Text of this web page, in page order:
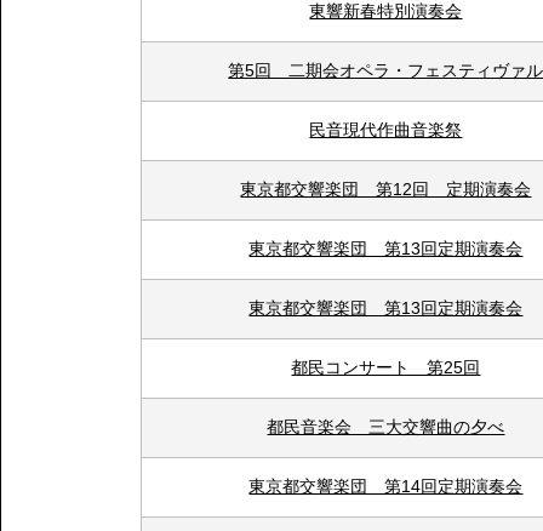
東響新春特別演奏会
第5回 二期会オペラ・フェスティヴァル
民音現代作曲音楽祭
東京都交響楽団 第12回 定期演奏会
東京都交響楽団 第13回定期演奏会
東京都交響楽団 第13回定期演奏会
都民コンサート 第25回
都民音楽会 三大交響曲の夕べ
東京都交響楽団 第14回定期演奏会